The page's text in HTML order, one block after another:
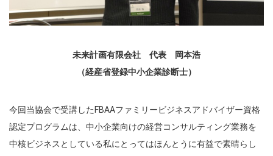
未来計画有限会社 代表 岡本浩
（経産省登録中小企業診断士）
今回当協会で受講したFBAAファミリービジネスアドバイザー資格
認定プログラムは、中小企業向けの経営コンサルティング業務を
中核ビジネスとしている私にとってはほんとうに有益で素晴らし